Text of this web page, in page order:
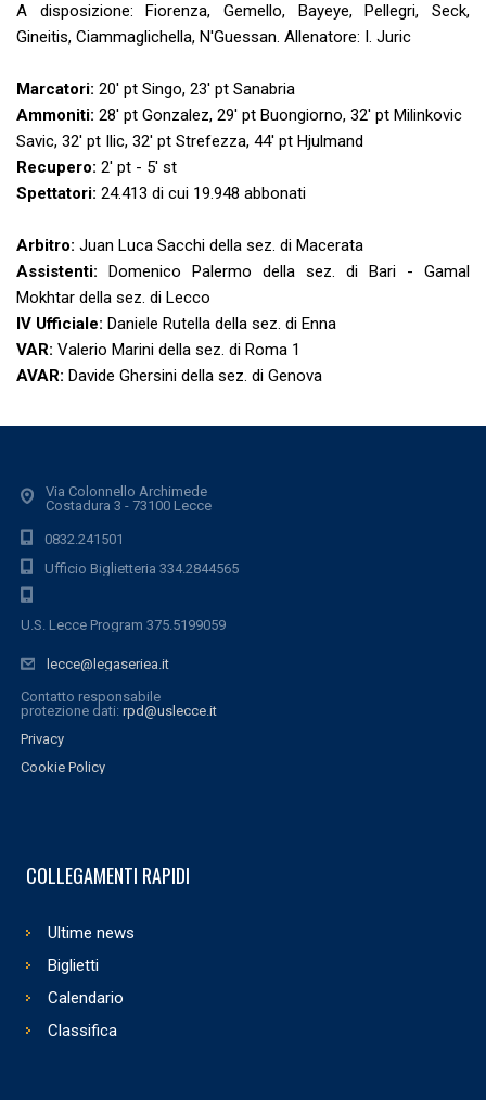
A disposizione: Fiorenza, Gemello, Bayeye, Pellegri, Seck,
Gineitis, Ciammaglichella, N'Guessan. Allenatore: I. Juric
Marcatori: 20' pt Singo, 23' pt Sanabria
Ammoniti: 28' pt Gonzalez, 29' pt Buongiorno, 32' pt Milinkovic
Savic, 32' pt Ilic, 32' pt Strefezza, 44' pt Hjulmand
Recupero: 2' pt - 5' st
Spettatori: 24.413 di cui 19.948 abbonati
Arbitro: Juan Luca Sacchi della sez. di Macerata
Assistenti: Domenico Palermo della sez. di Bari - Gamal
Mokhtar della sez. di Lecco
IV Ufficiale: Daniele Rutella della sez. di Enna
VAR: Valerio Marini della sez. di Roma 1
AVAR: Davide Ghersini della sez. di Genova
Via Colonnello Archimede
Costadura 3 - 73100 Lecce
0832.241501
Ufficio Biglietteria 334.2844565
U.S. Lecce Program 375.5199059
lecce@legaseriea.it
Contatto responsabile
protezione dati: rpd@uslecce.it
Privacy
Cookie Policy
COLLEGAMENTI RAPIDI
Ultime news
Biglietti
Calendario
Classifica